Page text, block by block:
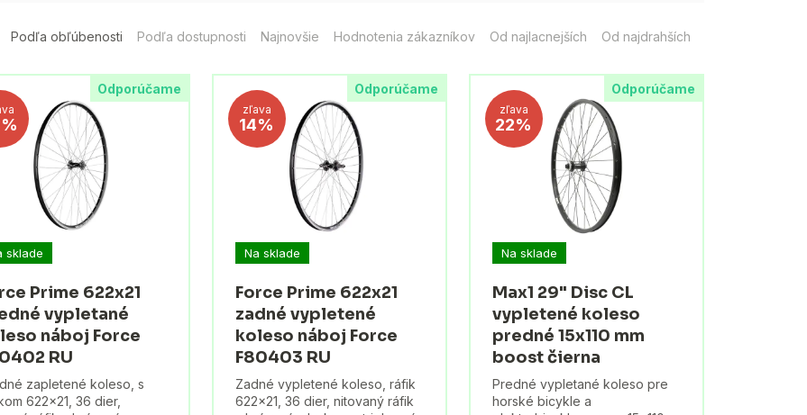
Podľa obľúbenosti Podľa dostupnosti Najnovšie Hodnotenia zákazníkov Od najlacnejších Od najdrahších
Odporúčame
sklade
Prime 622x21
vypletané
náboj Force
RU
zapletené koleso, s
622x21, 36 dier,
Odporúčame
zľava
14%
Na sklade
Force Prime 622x21
zadné vypletené
koleso náboj Force
F80403 RU
Zadné vypletené koleso, ráfik
622x21, 36 dier, nitovaný ráfik
Odporúčame
zľava
22%
Na sklade
Max1 29" Disc CL
vypletené koleso
predné 15x110 mm
boost čierna
Predné vypletané koleso pre
horské bicykle a